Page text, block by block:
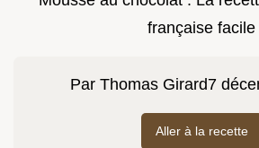
française facile
Par Thomas Girard7
Aller à la recette